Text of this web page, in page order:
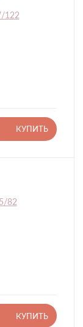
КУПИТЬ
КУПИТЬ